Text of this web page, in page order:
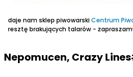
daje nam sklep piwowarskiCentrum
resztę brakujących talarów -
Nepomucen, Crazy